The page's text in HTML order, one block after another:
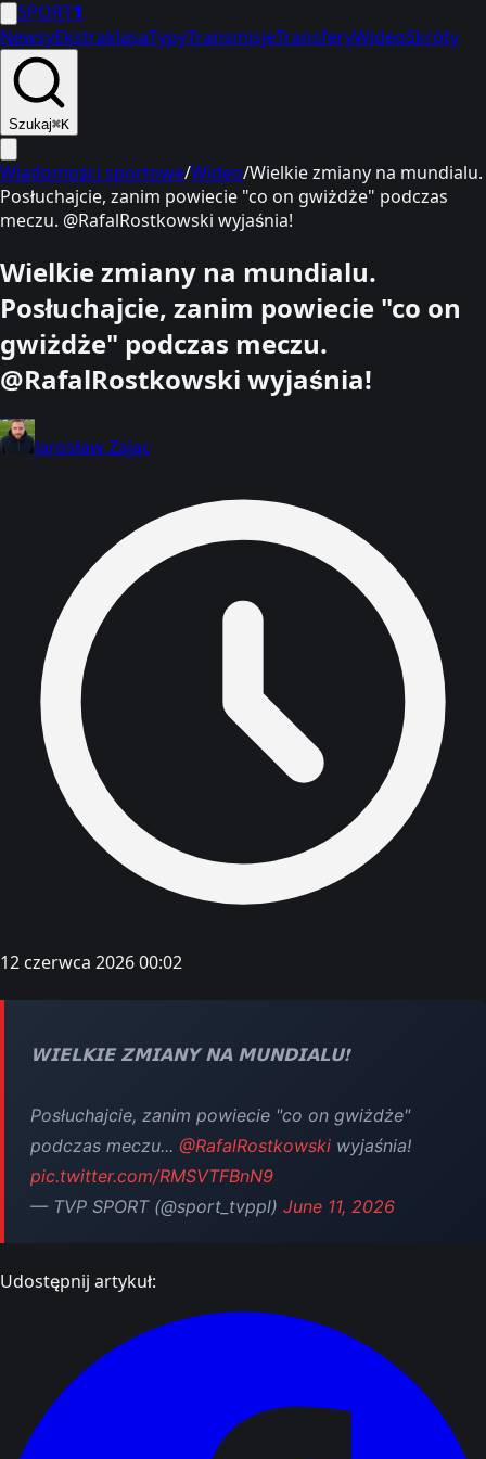
SPORT1
NewsyEkstraklasaTypyTransmisjeTransferyWideoSkróty
Szukaj⌘K
Wiadomości sportowe/Wideo/Wielkie zmiany na mundialu.
Posłuchajcie, zanim powiecie "co on gwiżdże" podczas
meczu. @RafalRostkowski wyjaśnia!
Wielkie zmiany na mundialu.
Posłuchajcie, zanim powiecie "co on
gwiżdże" podczas meczu.
@RafalRostkowski wyjaśnia!
Jarosław Zając
12 czerwca 2026 00:02
𝗪𝗜𝗘𝗟𝗞𝗜𝗘 𝗭𝗠𝗜𝗔𝗡𝗬 𝗡𝗔 𝗠𝗨𝗡𝗗𝗜𝗔𝗟𝗨❗
Posłuchajcie, zanim powiecie "co on gwiżdże"
podczas meczu... @RafalRostkowski wyjaśnia!
pic.twitter.com/RMSVTFBnN9
— TVP SPORT (@sport_tvppl) June 11, 2026
Udostępnij artykuł: